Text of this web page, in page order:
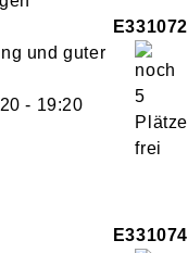
E331072
und guter
- 19:20
E331074